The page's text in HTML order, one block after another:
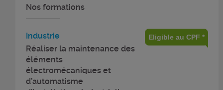
Nos formations
Industrie
Réaliser la maintenance des
éléments
électromécaniques et
d’automatisme
Eligible au CPF *